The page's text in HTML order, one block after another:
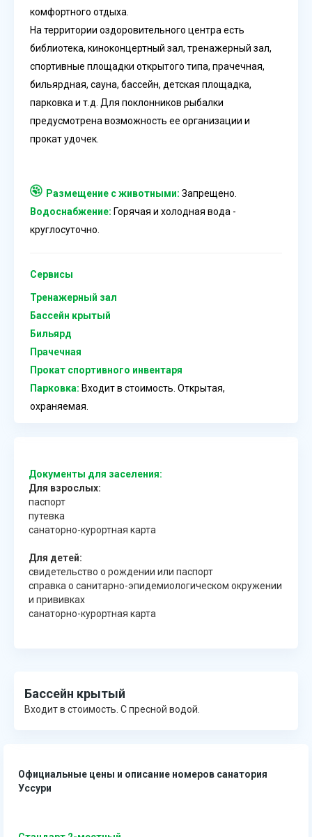
комфортного отдыха.
На территории оздоровительного центра есть
библиотека, киноконцертный зал, тренажерный зал,
спортивные площадки открытого типа, прачечная,
бильярдная, сауна, бассейн, детская площадка,
парковка и т.д. Для поклонников рыбалки
предусмотрена возможность ее организации и
прокат удочек.
Размещение с животными: Запрещено.
Водоснабжение: Горячая и холодная вода -
круглосуточно.
Сервисы
Тренажерный зал
Бассейн крытый
Бильярд
Прачечная
Прокат спортивного инвентаря
Парковка: Входит в стоимость. Открытая,
охраняемая.
Документы для заселения:
Для взрослых:
паспорт
путевка
санаторно-курортная карта
Для детей:
свидетельство о рождении или паспорт
справка о санитарно-эпидемиологическом окружении
и прививках
санаторно-курортная карта
Бассейн крытый
Входит в стоимость. С пресной водой.
Официальные цены и описание номеров санатория
Уссури